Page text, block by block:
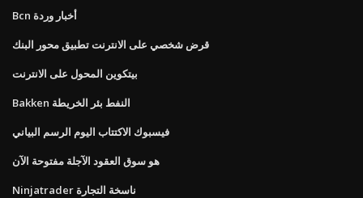
Bcn أخبار وردة
قرض شخصي على الانترنت تطبيق محور البنك
بيتكوين المحول على الانترنت
Bakken النفط بئر الخريطة
فيسبوك الاكتتاب اليوم الرسم البياني
هو سوق العقود الآجلة مفتوحة الآن
Ninjatrader ناسخة التجارة